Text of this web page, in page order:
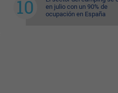
en julio con un 90% de
ocupación en España